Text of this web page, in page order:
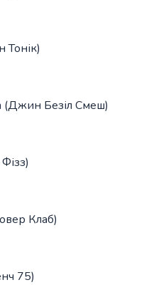
Тонік)
(Джин Безіл Смеш)
Клаб)
75)